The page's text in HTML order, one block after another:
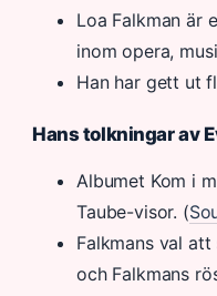
Loa Falkman är
inom opera,
Han har gett ut
Hans tolkningar av
Albumet Kom i
Taube-visor. (
Falkmans val
och Falkmans